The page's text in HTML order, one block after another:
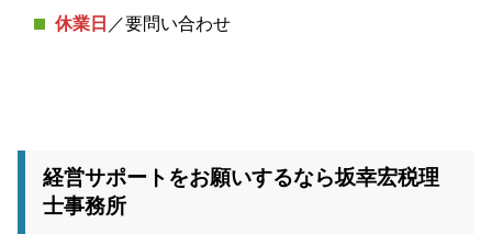
休業日 ／要問い合わせ
経営サポートをお願いするなら坂幸宏税理
士事務所